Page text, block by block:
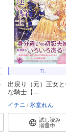
TL
出戻り（元）王女
な騎士【...
イチニ 氷堂れん
試し読み
増量中